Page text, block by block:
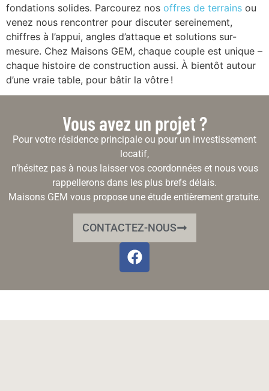
fondations solides. Parcourez nos offres de terrains ou
venez nous rencontrer pour discuter sereinement,
chiffres à l’appui, angles d’attaque et solutions sur-
mesure. Chez Maisons GEM, chaque couple est unique –
chaque histoire de construction aussi. À bientôt autour
d’une vraie table, pour bâtir la vôtre !
Vous avez un projet ?
Pour votre résidence principale ou pour un investissement
locatif,
n’hésitez pas à nous laisser vos coordonnées et nous vous
rappellerons dans les plus brefs délais.
Maisons GEM vous propose une étude entièrement gratuite.
CONTACTEZ-NOUS